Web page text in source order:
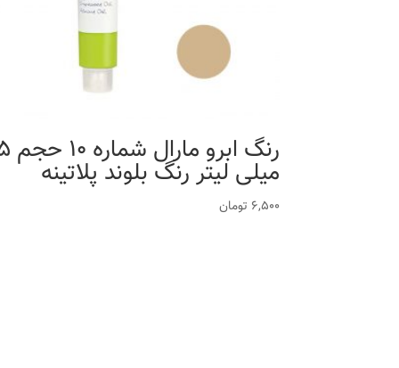
رنگ
میلی لیتر رنگ بلوند پلاتینه
6,500 تومان